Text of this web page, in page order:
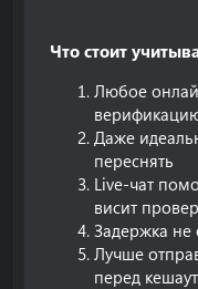
Что стоит
Любое
Даже
переснять
Live-чат
висит
Задержка не
Лучше
перед